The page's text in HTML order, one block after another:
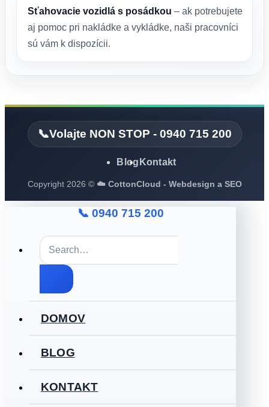
Sťahovacie vozidlá s posádkou – ak potrebujete
aj pomoc pri nakládke a vykládke, naši pracovníci
sú vám k dispozícii.
📞Volajte NON STOP - 0940 715 200
Blog Kontakt
Copyright 2026 © ☁️ CottonCloud - Webdesign a SEO
📞 0940 715 200
DOMOV
BLOG
KONTAKT